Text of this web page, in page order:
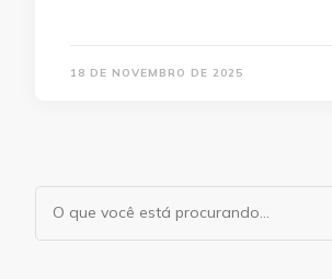
18 DE NOVEMBRO DE 2025
Procurando
algo?